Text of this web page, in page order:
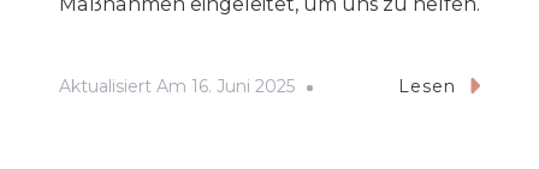
Maßnahmen eingeleitet, um uns zu helfen.
Aktualisiert Am 16. Juni 2025 Lesen